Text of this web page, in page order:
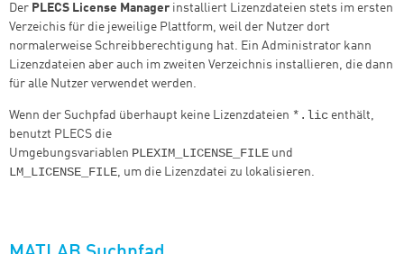
Der PLECS License Manager installiert Lizenzdateien stets im ersten
Verzeichis für die jeweilige Plattform, weil der Nutzer dort
normalerweise Schreibberechtigung hat. Ein Administrator kann
Lizenzdateien aber auch im zweiten Verzeichnis installieren, die dann
für alle Nutzer verwendet werden.
Wenn der Suchpfad überhaupt keine Lizenzdateien *.lic enthält,
benutzt PLECS die
Umgebungsvariablen PLEXIM_LICENSE_FILE und
LM_LICENSE_FILE, um die Lizenzdatei zu lokalisieren.